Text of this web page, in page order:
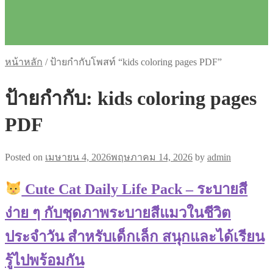
หน้าหลัก / ป้ายกำกับโพสท์ “kids coloring pages PDF”
ป้ายกำกับ: kids coloring pages
PDF
Posted on เมษายน 4, 2026พฤษภาคม 14, 2026 by admin
Cute Cat Daily Life Pack – ระบายสี
ง่าย ๆ กับชุดภาพระบายสีแมวในชีวิต
ประจำวัน สำหรับเด็กเล็ก สนุกและได้เรียน
รู้ไปพร้อมกัน